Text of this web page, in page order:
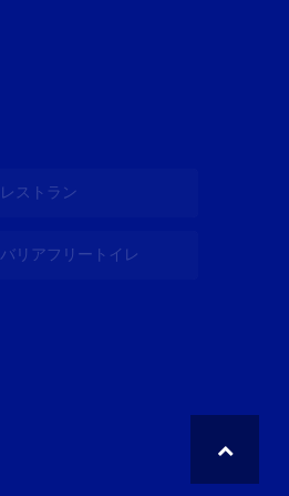
レストラン
バリアフリートイレ